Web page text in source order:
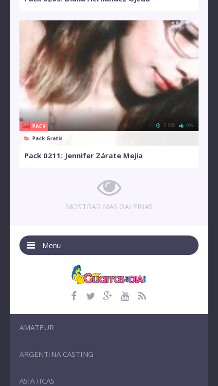
PACK
Pack Gratis
2 MB 0%
Pack 0211: Jennifer Zárate Mejia
MOSTRAR MAS GALERIAS
Menu
AMATEUR
ARGENTINA CASTING
ASIATICAS